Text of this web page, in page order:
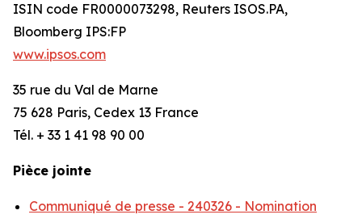
ISIN code FR0000073298, Reuters ISOS.PA,
Bloomberg IPS:FP
www.ipsos.com
35 rue du Val de Marne
75 628 Paris, Cedex 13 France
Tél. + 33 1 41 98 90 00
Pièce jointe
Communiqué de presse - 240326 - Nomination